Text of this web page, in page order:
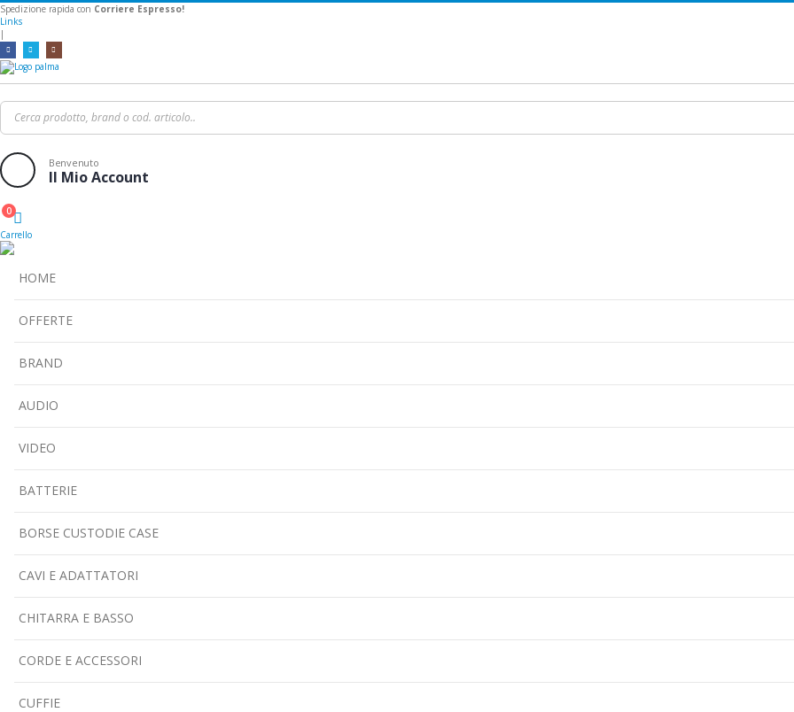
Spedizione rapida con Corriere Espresso!
Links
|
Benvenuto
Il Mio Account
Cart
0
Carrello
HOME
OFFERTE
BRAND
AUDIO
VIDEO
BATTERIE
BORSE CUSTODIE CASE
CAVI E ADATTATORI
CHITARRA E BASSO
CORDE E ACCESSORI
CUFFIE